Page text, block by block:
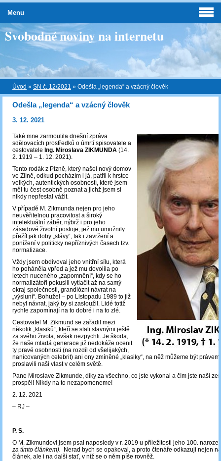
Svobodné noviny na internetu
Úvod » SN č. 12/2021 » Odešla „legenda“ a vzácný člověk
Odešla „legenda“ a vzácný člověk
3. 12. 2021
Také mne zarmoutila dnešní zpráva
sdělovacích prostředků o úmrtí spisovatele a
cestovatele ng. Miroslava ZIKMUNDA (14.
2. 1919 – 1. 12. 2021).
Tento rodák z Plzně, který našel nový domov
ve Zlíně, odkud pocházím i já, patřil k hrstce
velkých, autentických osobností, které jsem
měl tu čest osobně poznat a jichž jsem si
nikdy nepřestal vážit.
V případě M. Zikmunda nejen pro jeho
neuvěřitelnou pracovitost a široký
intelektuální záběr, nýbrž i pro jeho
zásadové životní postoje, jež mu umožnily
přežít jak doby „slávy“, tak i zavržení a
ponížení v politicky nepříznivých časech tzv.
normalizace.
Vždy jsem obdivoval jeho vnitřní sílu, která
ho poháněla vpřed a jež mu dovolila po
letech nuceného „zapomnění“, kdy se ho
normalizátoři pokusili vytlačit až na samý
okraj společnosti, grandiózní návrat na
„výsluní“. Bohužel – po Listopadu 1989 to již
nebyl návrat, jaký by si zasloužil. Lidé totiž
rychle zapomínají na to dobré i na to zlé.
Cestovatel M. Zikmund se zařadil mezi
několik „klasiků“, kteří se stali slavnými ještě
za svého života, avšak nezpychli. Je škoda,
že naše mladá generace již nedokáže ocenit
ty pravé osobnosti (na rozdíl od všelijakých,
nanicovaných celebrit) ani ony zmíněné „klasiky“, na něž můžeme být
proslavili naši vlast v celém světě.
Pane Miroslave Zikmunde, díky za všechno, co jste vykonal a čím jste naší
prospěl! Nikdy na to nezapomeneme!
2. 12. 2021
‒ RJ ‒
P. S.
O M. Zikmundovi jsem psal naposledy v r. 2019 u příležitosti jeho 100.
za tímto článkem). Nerad bych se opakoval, a proto čtenáře odkazuji nejen
článek, ale i na další stať, v níž se o něm píše rovněž.
Menu